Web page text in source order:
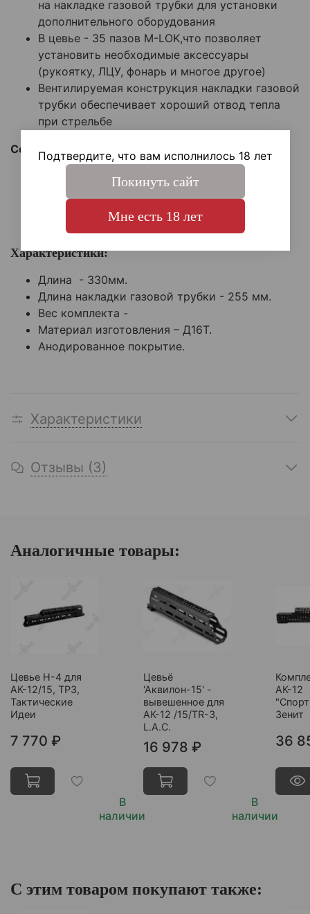
на накладке газовой трубки для установки
дополнительного оборудования
В цевье - 35 пазов M-LOK,что позволяет
установить необходимые аксессуары
(рукоятку, ЛЦУ, фонарь и многое другое)
Вентилируемая конструкция накладки газовой
трубки обеспечивает хороший отвод тепла
при стрельбе
Совместимость:
АК-15
TR3 7,62
Характеристики:
Длина - 330мм.
Длина накладки газовой трубки - 255 мм.
Вес комплекта -
Материал изготовления – Д16Т.
Анодированное покрытие.
Характеристики
Отзывы (3)
Аналогичные товары:
Цевье Н-4 для
АК-12/15, ТР3,
Тактические
Идеи
В
наличии
7 770 ₽
Цевьё
'Аквилон-15' -
вывешенное для
АК-12 /15/TR-3,
L.A.C.
В
наличии
16 978 ₽
АК-12
Зенит
36
С этим товаром покупают также:
Подтвердите, что вам исполнилось 18 лет
Покинуть сайт
Мне есть 18 лет